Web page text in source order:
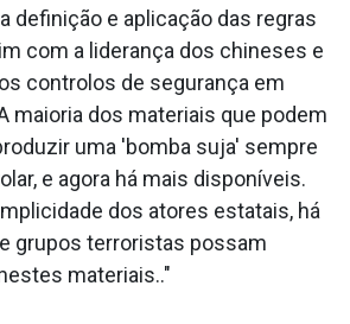
definição e aplicação das regras
com a liderança dos chineses e
controlos de segurança em
maioria dos materiais que podem
uma 'bomba suja' sempre
e agora há mais disponíveis.
dos atores estatais, há
grupos terroristas possam
materiais.."